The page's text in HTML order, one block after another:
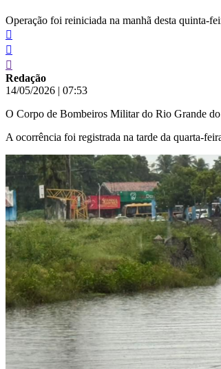
Operação foi reiniciada na manhã desta quinta-
Redação
14/05/2026 | 07:53
O Corpo de Bombeiros Militar do Rio Grande do
A ocorrência foi registrada na tarde da quarta-